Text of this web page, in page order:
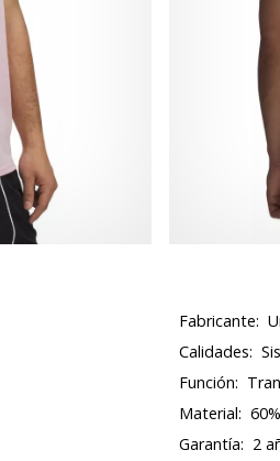
Fabricante:
Calidades:
Función:
Material:
Garantía: 2